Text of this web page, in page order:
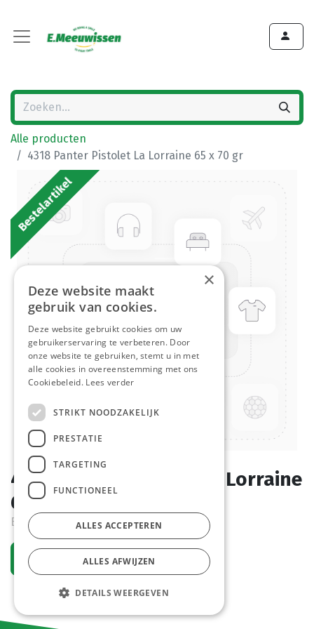
Alle producten
4318 Panter Pistolet La Lorraine 65 x 70 gr
Bestelartikel
4318 Panter Pistolet La Lorraine
65 x 70 gr
Bestelartikel
Vraag een account aan
×
Deze website maakt
gebruik van cookies.
Deze website gebruikt cookies om uw
gebruikerservaring te verbeteren. Door
onze website te gebruiken, stemt u in met
alle cookies in overeenstemming met ons
Cookiebeleid. Lees verder
STRIKT NOODZAKELIJK
PRESTATIE
TARGETING
FUNCTIONEEL
ALLES ACCEPTEREN
ALLES AFWIJZEN
DETAILS WEERGEVEN